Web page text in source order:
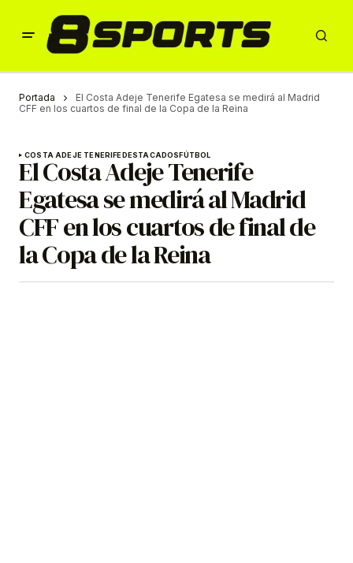
Portada
El Costa Adeje Tenerife Egatesa se medirá al Madrid
CFF en los cuartos de final de la Copa de la Reina
COSTA ADEJE TENERIFEDESTACADOSFÚTBOL
El Costa Adeje Tenerife
Egatesa se medirá al Madrid
CFF en los cuartos de final de
la Copa de la Reina